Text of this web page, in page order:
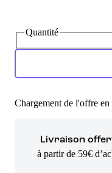
Quantité
Chargement de l'offre en
Livraison
à partir de 59€